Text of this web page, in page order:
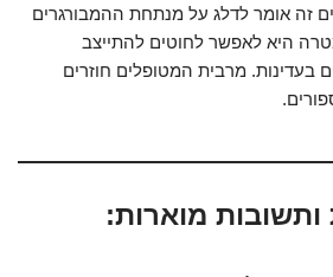
זה אומר לדלג על מנתחת ההמבורגרים
היא לאפשר לחוטים להתייצב
בעדינות. מרבית המטופלים חוזרים
מוארות: